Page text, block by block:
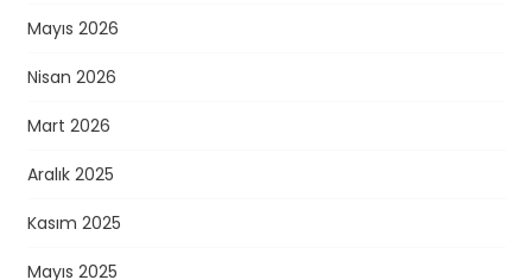
Mayıs 2026
Nisan 2026
Mart 2026
Aralık 2025
Kasım 2025
Mayıs 2025